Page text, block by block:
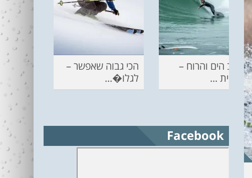
מצב הים והרוח –
תחזית ...
הכי גבוה שאפשר –
לגלו�...
Facebook